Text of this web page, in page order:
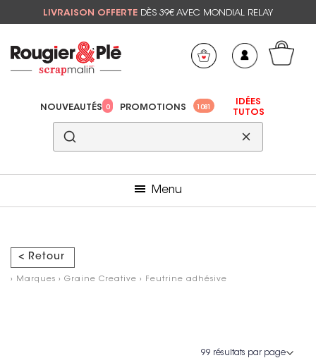
LIVRAISON OFFERTE DÈS 39€ AVEC MONDIAL RELAY
NOUVEAUTÉS 0 PROMOTIONS 1081
IDÉES
TUTOS
Menu
< Retour
› Marques › Graine Creative › Feutrine adhésive